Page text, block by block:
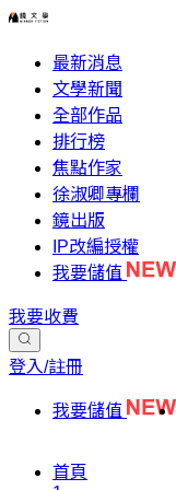
最新消息
文學新聞
全部作品
排行榜
焦點作家
徐淑卿專欄
鏡出版
IP改編授權
我要儲值
我要收費
登入/註冊
我要儲值
首頁